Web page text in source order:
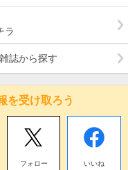
ラ
誌から探す
を受け取ろう
フォロー いいね